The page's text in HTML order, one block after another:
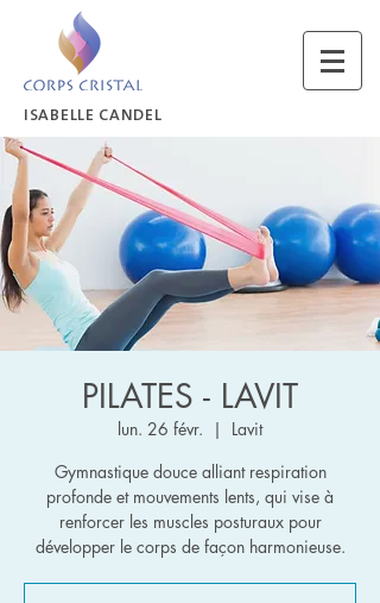
ISABELLE CANDEL
PILATES - LAVIT
lun. 26 févr.
  |
Lavit
Gymnastique douce alliant respiration
profonde et mouvements lents, qui vise à
renforcer les muscles posturaux pour
développer le corps de façon harmonieuse.